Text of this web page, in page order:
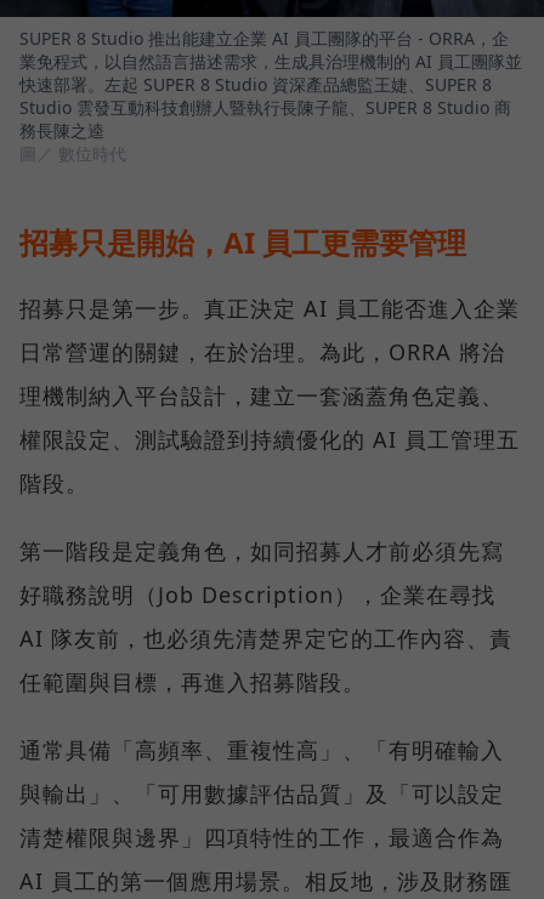
SUPER 8 Studio 推出能建立企業 AI 員工團隊的平台 - ORRA，企
業免程式，以自然語言描述需求，生成具治理機制的 AI 員工團隊並
快速部署。左起 SUPER 8 Studio 資深產品總監王婕、SUPER 8
Studio 雲發互動科技創辦人暨執行長陳子龍、SUPER 8 Studio 商
務長陳之逵
圖／ 數位時代
招募只是開始，AI 員工更需要管理
招募只是第一步。真正決定 AI 員工能否進入企業
日常營運的關鍵，在於治理。為此，ORRA 將治
理機制納入平台設計，建立一套涵蓋角色定義、
權限設定、測試驗證到持續優化的 AI 員工管理五
階段。
第一階段是定義角色，如同招募人才前必須先寫
好職務說明（Job Description），企業在尋找
AI 隊友前，也必須先清楚界定它的工作內容、責
任範圍與目標，再進入招募階段。
通常具備「高頻率、重複性高」、「有明確輸入
與輸出」、「可用數據評估品質」及「可以設定
清楚權限與邊界」四項特性的工作，最適合作為
AI 員工的第一個應用場景。相反地，涉及財務匯